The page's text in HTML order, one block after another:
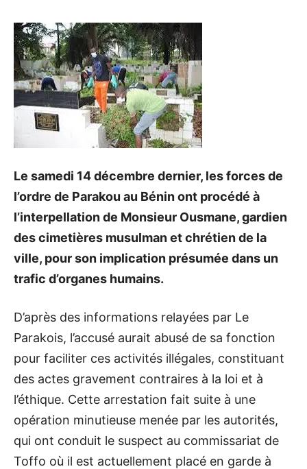
Le samedi 14 décembre dernier, les forces de
l’ordre de Parakou au Bénin ont procédé à
l’interpellation de Monsieur Ousmane, gardien
des cimetières musulman et chrétien de la
ville, pour son implication présumée dans un
trafic d’organes humains.
D’après des informations relayées par Le
Parakois, l’accusé aurait abusé de sa fonction
pour faciliter ces activités illégales, constituant
des actes gravement contraires à la loi et à
l’éthique. Cette arrestation fait suite à une
opération minutieuse menée par les autorités,
qui ont conduit le suspect au commissariat de
Toffo où il est actuellement placé en garde à